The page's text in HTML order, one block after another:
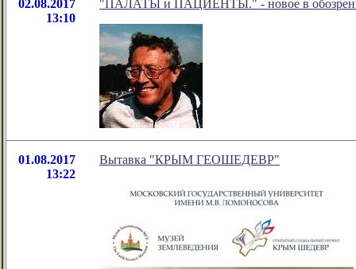
02.08.2017
13:10
"ПАЛАТЫ и ПАЦИЕНТЫ." - новое в
01.08.2017
13:22
Вытавка "КРЫМ ГЕОШЕДЕВР"